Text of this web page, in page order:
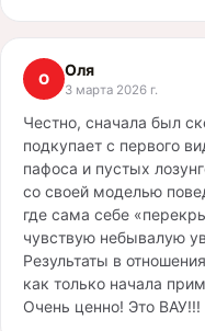
О Оля
3 марта 2026 г.
Честно, сначала был
подкупает с первого
пафоса и пустых
со своей моделью
где сама себе
чувствую небывалую
Результаты в
как только начала
Очень ценно! Это ВАУ!!!